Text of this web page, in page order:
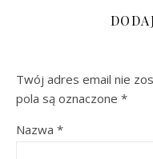
Twój adres email nie
pola są oznaczone *
Nazwa *